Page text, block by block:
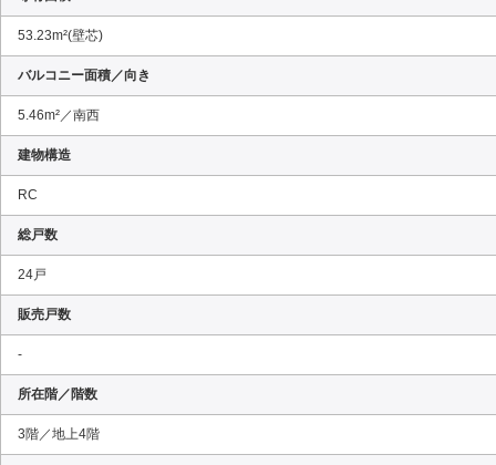
53.23m²(壁芯)
バルコニー面積／向き
5.46m²／南西
建物構造
RC
総戸数
24戸
販売戸数
-
所在階／階数
3階／地上4階